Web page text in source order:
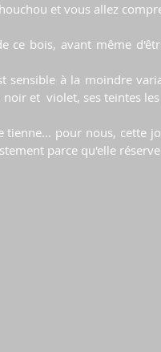
et vous allez
ce bois, avant même
sensible à la moindre
noir et  violet, ses teintes
tienne... pour nous, cette
parce qu'elle